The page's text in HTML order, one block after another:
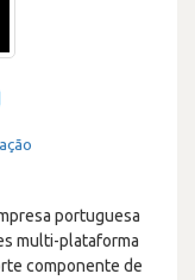
portuguesa
multi-plataforma
componente de